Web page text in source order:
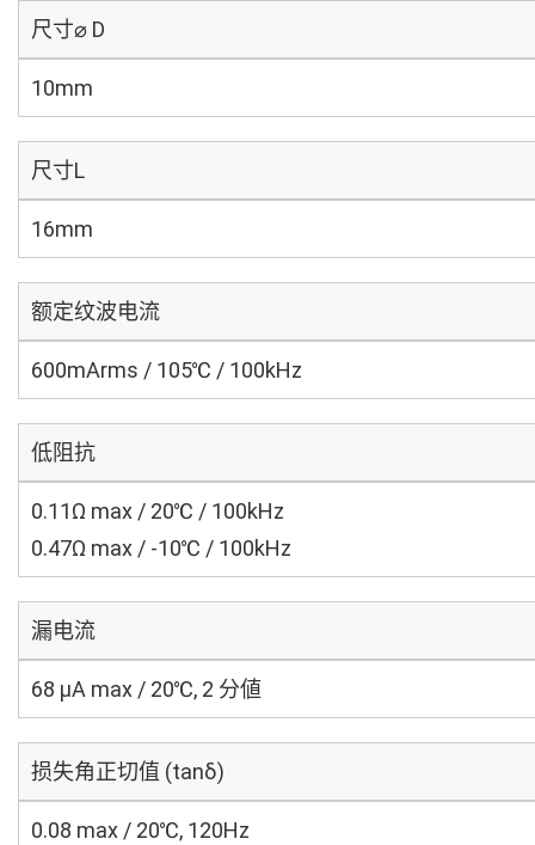
尺寸⌀ D
10mm
尺寸L
16mm
额定纹波电流
600mArms / 105℃ / 100kHz
低阻抗
0.11Ω max / 20℃ / 100kHz
0.47Ω max / -10℃ / 100kHz
漏电流
68 μA max / 20℃, 2 分値
损失角正切值 (tanδ)
0.08 max / 20℃, 120Hz